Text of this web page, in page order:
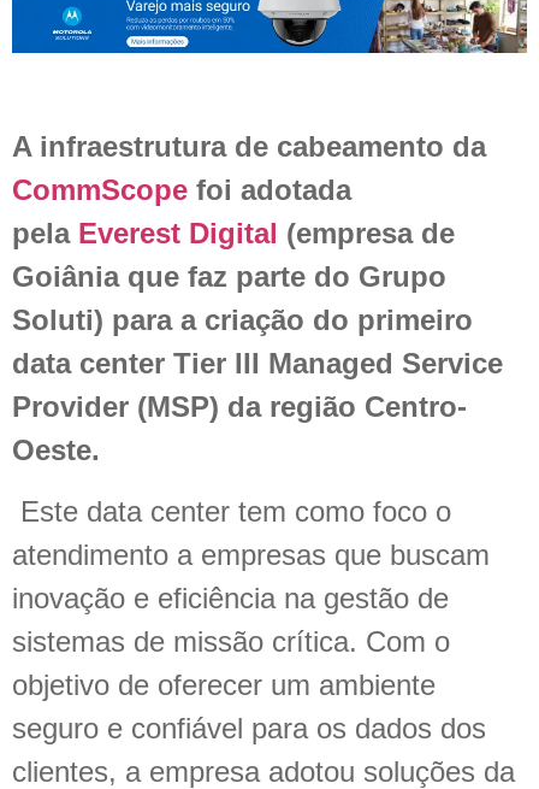
A infraestrutura de cabeamento da
CommScope foi adotada
pela Everest Digital (empresa de
Goiânia que faz parte do Grupo
Soluti) para a criação do primeiro
data center Tier III Managed Service
Provider (MSP) da região Centro-
Oeste.
Este data center tem como foco o
atendimento a empresas que buscam
inovação e eficiência na gestão de
sistemas de missão crítica. Com o
objetivo de oferecer um ambiente
seguro e confiável para os dados dos
clientes, a empresa adotou soluções da